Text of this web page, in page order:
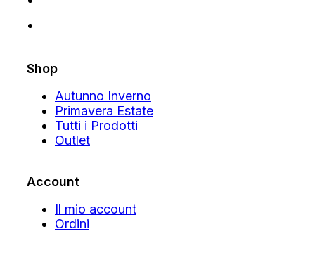
Shop
Autunno Inverno
Primavera Estate
Tutti i Prodotti
Outlet
Account
Il mio account
Ordini